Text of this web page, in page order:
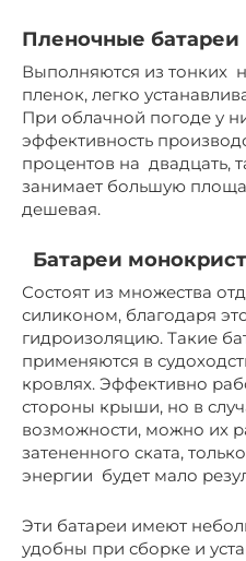
Пленочные батареи
Выполняются из тонких
пленок, легко
При облачной погоде у
эффективность
процентов на двадцать,
занимает большую
дешевая.
Батареи
Состоят из множества
силиконом, благодаря
гидроизоляцию. Такие
применяются в
кровлях. Эффективно
стороны крыши, но в
возможности, можно их
затененного ската,
энергии будет мало
Эти батареи имеют
удобны при сборке и